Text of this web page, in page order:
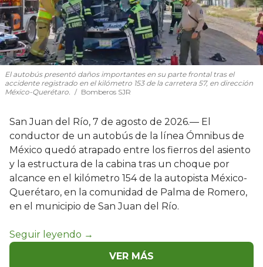
El autobús presentó daños importantes en su parte frontal tras el
accidente registrado en el kilómetro 153 de la carretera 57, en dirección
México-Querétaro.
Bomberos SJR
San Juan del Río, 7 de agosto de 2026.— El
conductor de un autobús de la línea Ómnibus de
México quedó atrapado entre los fierros del asiento
y la estructura de la cabina tras un choque por
alcance en el kilómetro 154 de la autopista México-
Querétaro, en la comunidad de Palma de Romero,
en el municipio de San Juan del Río.
VER MÁS